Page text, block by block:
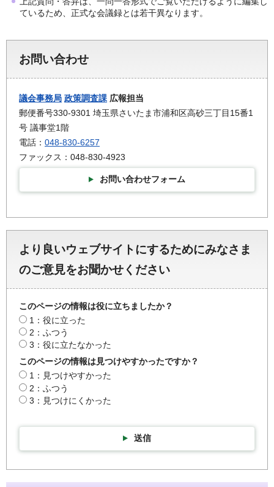
ているため、正式な会議録とは若干異なります。
お問い合わせ
議会事務局 政策調査課 広報担当
郵便番号330-9301 埼玉県さいたま市浦和区高砂三丁目15番1
号 議事堂1階
電話： 048-830-6257
ファックス：048-830-4923
お問い合わせフォーム
より良いウェブサイトにするためにみなさま
のご意見をお聞かせください
このページの情報は役に立ちましたか？
1：役に立った
2：ふつう
3：役に立たなかった
このページの情報は見つけやすかったですか？
1：見つけやすかった
2：ふつう
3：見つけにくかった
送信